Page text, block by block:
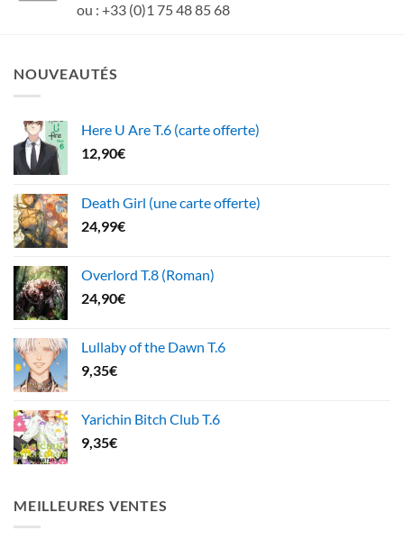
ou : +33 (0)1 75 48 85 68
NOUVEAUTÉS
Here U Are T.6 (carte offerte)
12,90€
Death Girl (une carte offerte)
24,99€
Overlord T.8 (Roman)
24,90€
Lullaby of the Dawn T.6
9,35€
Yarichin Bitch Club T.6
9,35€
MEILLEURES VENTES